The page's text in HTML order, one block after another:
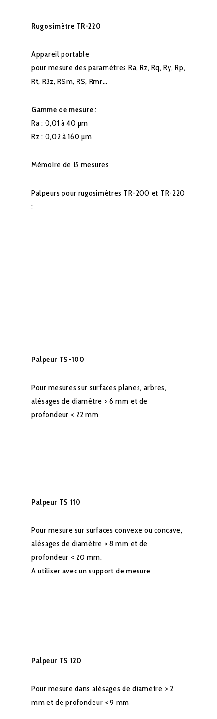
Rugosimètre TR-220
Appareil portable
pour mesure des paramètres Ra, Rz, Rq, Ry, Rp,
Rt, R3z, RSm, RS, Rmr…
Gamme de mesure :
Ra : 0,01 à 40 µm
Rz : 0,02 à 160 µm
Mémoire de 15 mesures
Palpeurs pour rugosimètres TR-200 et TR-220
:
Palpeur TS-100
Pour mesures sur surfaces planes, arbres,
alésages de diamètre > 6 mm et de
profondeur < 22 mm
Palpeur TS 110
Pour mesure sur surfaces convexe ou concave,
alésages de diamètre > 8 mm et de
profondeur < 20 mm.
A utiliser avec un support de mesure
Palpeur TS 120
Pour mesure dans alésages de diamètre > 2
mm et de profondeur < 9 mm